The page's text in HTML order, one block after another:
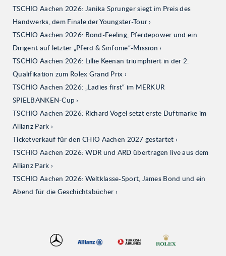
TSCHIO Aachen 2026: Janika Sprunger siegt im Preis des
Handwerks, dem Finale der Youngster-Tour
TSCHIO Aachen 2026: Bond-Feeling, Pferdepower und ein
Dirigent auf letzter „Pferd & Sinfonie“-Mission
TSCHIO Aachen 2026: Lillie Keenan triumphiert in der 2.
Qualifikation zum Rolex Grand Prix
TSCHIO Aachen 2026: „Ladies first“ im MERKUR
SPIELBANKEN-Cup
TSCHIO Aachen 2026: Richard Vogel setzt erste Duftmarke im
Allianz Park
Ticketverkauf für den CHIO Aachen 2027 gestartet
TSCHIO Aachen 2026: WDR und ARD übertragen live aus dem
Allianz Park
TSCHIO Aachen 2026: Weltklasse-Sport, James Bond und ein
Abend für die Geschichtsbücher